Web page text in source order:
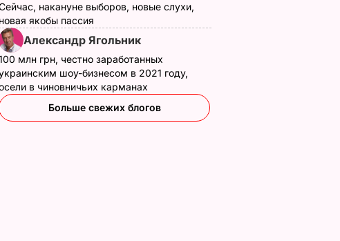
то, что
"Хрустящие
накануне выборов, новые слухи,
новая якобы пассия
Александр Ягольник
млн грн, честно заработанных
шоу-бизнесом в 2021 году,
в чиновничьих карманах
Больше свежих блогов